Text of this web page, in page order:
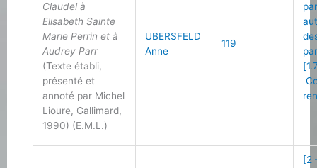
Claudel à
Elisabeth Sainte
Marie Perrin et à
Audrey Parr
(Texte établi,
présenté et
annoté par Michel
Lioure, Gallimard,
1990) (E.M.L.)
UBERSFELD
Anne
119
[2